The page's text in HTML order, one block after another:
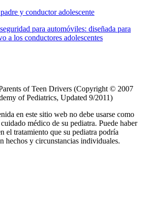
y conductor adolescente
para automóviles: diseñada para
a los conductores adolescentes
of Teen Drivers (Copyright © 2007
of Pediatrics, Updated 9/2011)
en este sitio web no debe usarse como
médico de su pediatra. Puede haber
el tratamiento que su pediatra podría
hechos y circunstancias individuales.